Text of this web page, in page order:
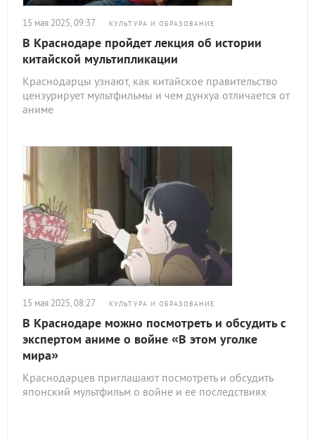
15 мая 2025, 09:37 КУЛЬТУРА И ОБРАЗОВАНИЕ
В Краснодаре пройдет лекция об истории
китайской мультипликации
Краснодарцы узнают, как китайское правительство
цензурирует мультфильмы и чем дунхуа отличается от
аниме
15 мая 2025, 08:27 КУЛЬТУРА И ОБРАЗОВАНИЕ
В Краснодаре можно посмотреть и обсудить с
экспертом аниме о войне «В этом уголке
мира»
Краснодарцев приглашают посмотреть и обсудить
японский мультфильм о войне и ее последствиях